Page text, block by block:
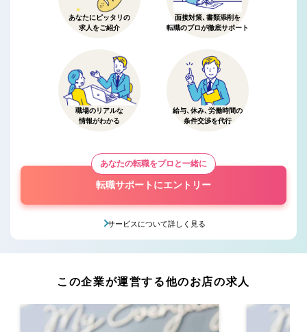
あなたにピッタリの
求人をご紹介
面接対策、書類添削を
転職のプロが徹底サポート
職場のリアルな
情報がわかる
給与、休み、労働時間の
条件交渉を代行
あなたの転職をプロと一緒に
転職サポートにエントリー
サービスについて詳しく見る
この企業が運営する他のお店の求人